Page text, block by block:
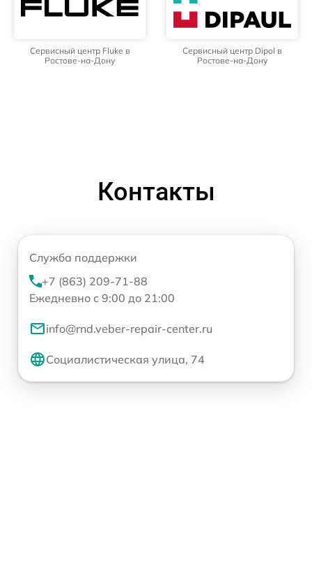
Сервисный центр Fluke в
Ростове-на-Дону
Сервисный центр Dipol в
Ростове-на-Дону
Контакты
Служба поддержки
+7 (863) 209-71-88
Ежедневно с 9:00 до 21:00
info@rnd.veber-repair-center.ru
Социалистическая улица, 74